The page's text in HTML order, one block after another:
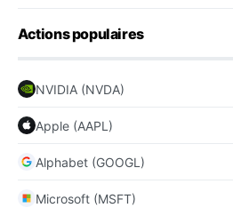
Actions populaires
NVIDIA (NVDA)
Apple (AAPL)
Alphabet (GOOGL)
Microsoft (MSFT)